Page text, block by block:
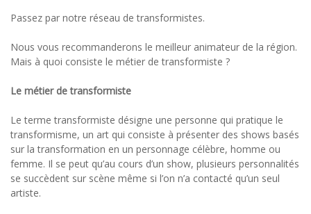
Passez par notre réseau de transformistes.
Nous vous recommanderons le meilleur animateur de la région.
Mais à quoi consiste le métier de transformiste ?
Le métier de transformiste
Le terme transformiste désigne une personne qui pratique le
transformisme, un art qui consiste à présenter des shows basés
sur la transformation en un personnage célèbre, homme ou
femme. Il se peut qu’au cours d’un show, plusieurs personnalités
se succèdent sur scène même si l’on n’a contacté qu’un seul
artiste.